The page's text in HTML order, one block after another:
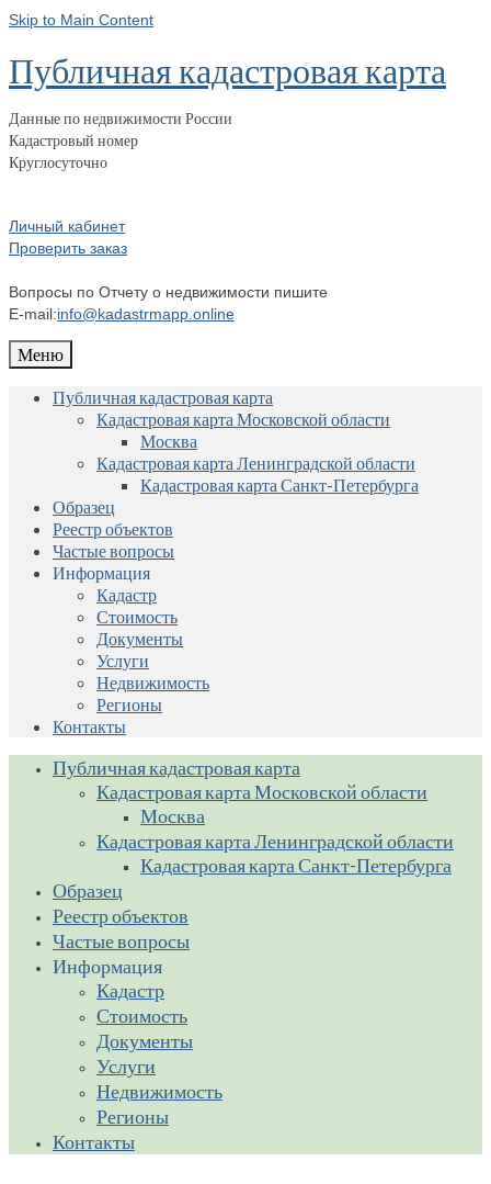
Skip to Main Content
Публичная кадастровая карта
Данные по недвижимости России
Кадастровый номер
Круглосуточно
Личный кабинет
Проверить заказ
Вопросы по Отчету о недвижимости пишите
E-mail:info@kadastrmapp.online
Меню
Публичная кадастровая карта
Кадастровая карта Московской области
Москва
Кадастровая карта Ленинградской области
Кадастровая карта Санкт-Петербурга
Образец
Реестр объектов
Частые вопросы
Информация
Кадастр
Стоимость
Документы
Услуги
Недвижимость
Регионы
Контакты
Публичная кадастровая карта
Кадастровая карта Московской области
Москва
Кадастровая карта Ленинградской области
Кадастровая карта Санкт-Петербурга
Образец
Реестр объектов
Частые вопросы
Информация
Кадастр
Стоимость
Документы
Услуги
Недвижимость
Регионы
Контакты